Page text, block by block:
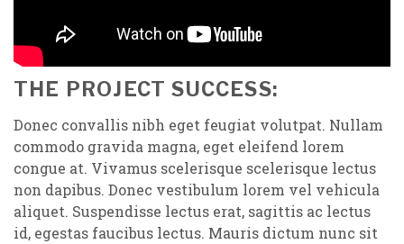
THE PROJECT SUCCESS:
Donec convallis nibh eget feugiat volutpat. Nullam
commodo gravida magna, eget eleifend lorem
congue at. Vivamus scelerisque scelerisque lectus
non dapibus. Donec vestibulum lorem vel vehicula
aliquet. Suspendisse lectus erat, sagittis ac lectus
id, egestas faucibus lectus. Mauris dictum nunc sit